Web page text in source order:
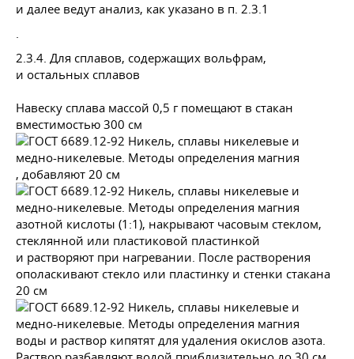
и далее ведут анализ, как указано в п. 2.3.1
.
2.3.4. Для сплавов, содержащих вольфрам,
и остальных сплавов
Навеску сплава массой 0,5 г помещают в стакан
вместимостью 300 см
, добавляют 20 см
азотной кислоты (1:1), накрывают часовым стеклом,
стеклянной или пластиковой пластинкой
и растворяют при нагревании. После растворения
ополаскивают стекло или пластинку и стенки стакана
20 см
воды и раствор кипятят для удаления окислов азота.